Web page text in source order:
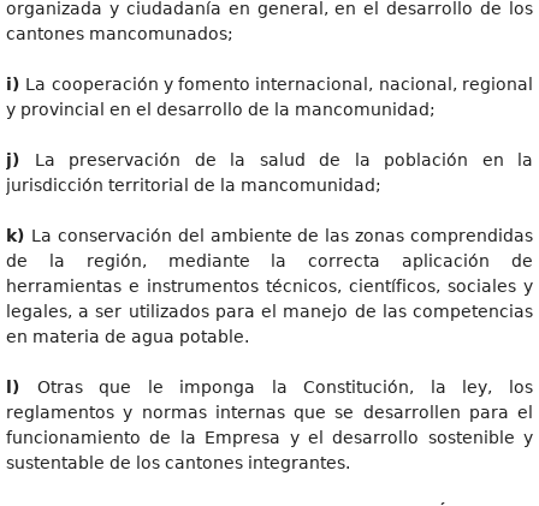
organizada y ciudadanía en general, en el desarrollo de los
cantones mancomunados;
i) La cooperación y fomento internacional, nacional, regional
y provincial en el desarrollo de la mancomunidad;
j) La preservación de la salud de la población en la
jurisdicción territorial de la mancomunidad;
k) La conservación del ambiente de las zonas comprendidas
de la región, mediante la correcta aplicación de
herramientas e instrumentos técnicos, científicos, sociales y
legales, a ser utilizados para el manejo de las competencias
en materia de agua potable.
) Otras que le imponga la Constitución, la ley, los
reglamentos y normas internas que se desarrollen para el
funcionamiento de la Empresa y el desarrollo sostenible y
sustentable de los cantones integrantes.